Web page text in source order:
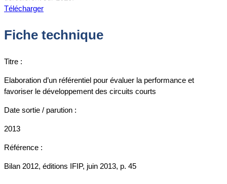
Télécharger
Fiche technique
Titre :
Elaboration d’un référentiel pour évaluer la performance et
favoriser le développement des circuits courts
Date sortie / parution :
2013
Référence :
Bilan 2012, éditions IFIP, juin 2013, p. 45